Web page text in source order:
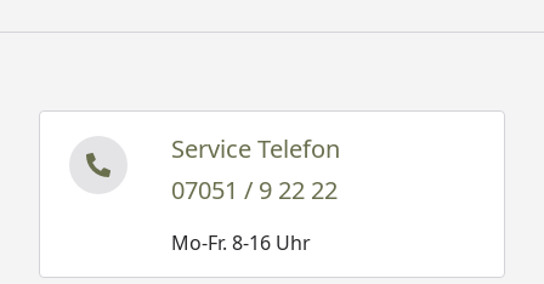
Service Telefon
07051 / 9 22 22
Mo-Fr. 8-16 Uhr